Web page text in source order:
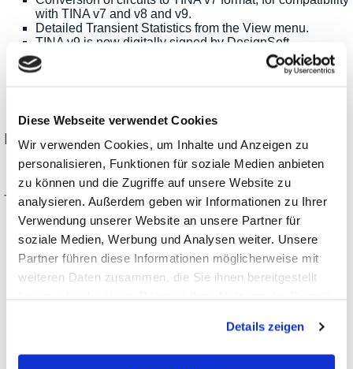
Diese Webseite verwendet Cookies
Wir verwenden Cookies, um Inhalte und Anzeigen zu
personalisieren, Funktionen für soziale Medien anbieten
zu können und die Zugriffe auf unsere Website zu
analysieren. Außerdem geben wir Informationen zu Ihrer
Verwendung unserer Website an unsere Partner für
soziale Medien, Werbung und Analysen weiter. Unsere
Partner führen diese Informationen möglicherweise mit
weiteren Daten zusammen, die Sie ihnen bereitgestellt
Details zeigen
with TINA v7 and v8 and v9.
Detailed Transient Statistics from the View menu.
TINA v9 is now digitally signed by DesignSoft.
PCB Design:
G-Code export of PCB designs for creating control
Neu in TINA v8 and TINA Design Suite v8
TINA v8
Vista style installation and folder scheme.
Behavioral building blocks, nonlinear controlled
sources.
Powerful Spice-VHDL co-simulation including MCUs.
Finite State Machine (FSM) editor with VHDL
Extended MCU catalog including PIC18, CAN and